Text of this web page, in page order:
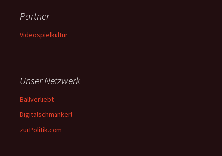
Partner
Videospielkultur
Unser Netzwerk
Ballverliebt
Digitalschmankerl
zurPolitik.com